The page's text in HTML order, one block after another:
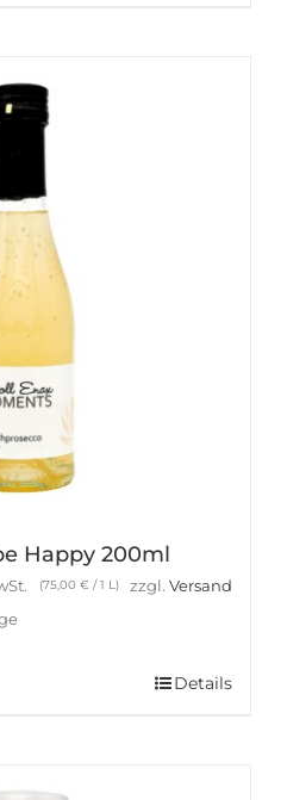
Happy 200ml
(75,00 € / 1 L) zzgl. Versand
Details